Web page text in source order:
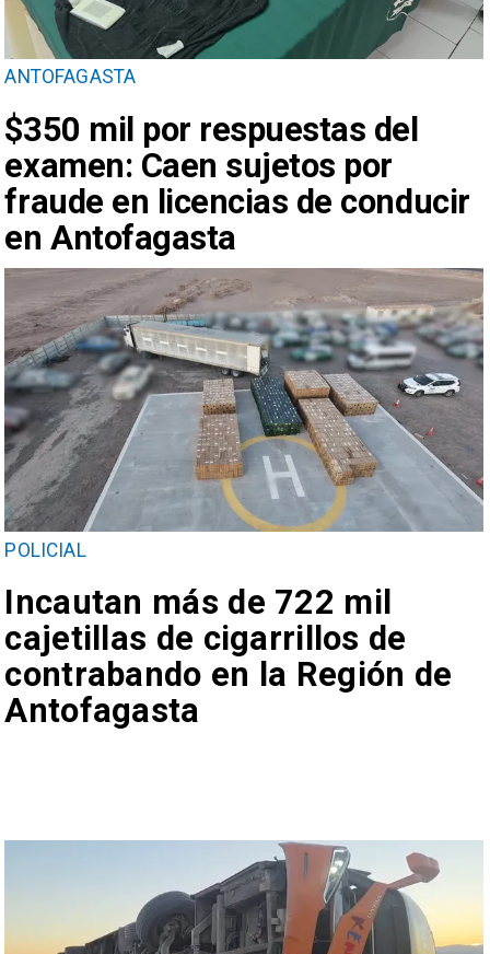
ANTOFAGASTA
$350 mil por respuestas del
examen: Caen sujetos por
fraude en licencias de conducir
en Antofagasta
POLICIAL
Incautan más de 722 mil
cajetillas de cigarrillos de
contrabando en la Región de
Antofagasta